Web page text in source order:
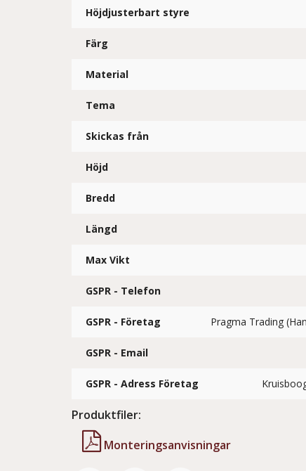
Höjdjusterbart styre
Färg
Material
Tema
Skickas från
Höjd
Bredd
Längd
Max Vikt
GSPR - Telefon
GSPR - Företag Pragma Trading
GSPR - Email
GSPR - Adress Företag
Produktfiler:
Monteringsanvisningar